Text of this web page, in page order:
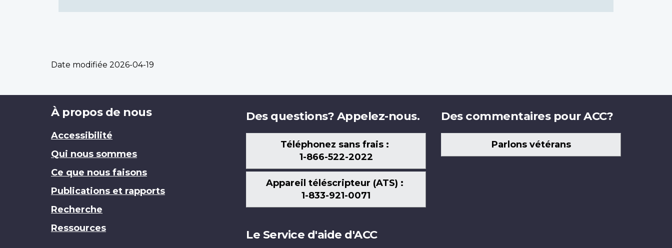
Date modifiée 2026-04-19
Brand
À propos de nous
Accessibilité
Qui nous sommes
Ce que nous faisons
Publications et rapports
Recherche
Ressources
Des questions? Appelez-nous.
Téléphonez sans frais :
1-866-522-2022
Appareil téléscripteur (ATS) :
1-833-921-0071
Des commentaires pour ACC?
Parlons vétérans
Le Service d'aide d'ACC